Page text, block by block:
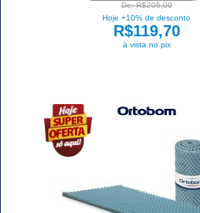
De: R$205,00
Hoje +10% de desconto
R$119,70
à vista no pix